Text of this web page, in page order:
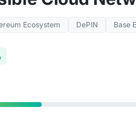
Ecosystem DePIN Base